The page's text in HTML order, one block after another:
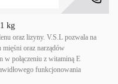
kg
oraz lizyny. V.S.L pozwala na
oraz narządów
w połączeniu z witaminą E
funkcjonowania